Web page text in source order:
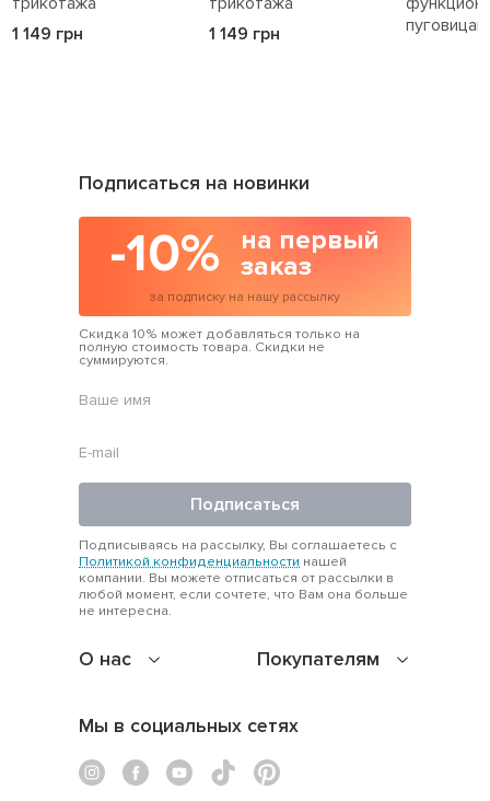
1 149 грн
1 149 грн
О нас Покупателям
Подписаться на новинки
-10%
на первый
заказ
за подписку на нашу рассылку
Скидка 10% может добавляться только на
полную стоимость товара. Скидки не
суммируются.
Подписаться
Подписываясь на рассылку, Вы соглашаетесь с
Политикой конфиденциальности нашей
компании. Вы можете отписаться от рассылки в
любой момент, если сочтете, что Вам она больше
не интересна.
Мы в социальных сетях